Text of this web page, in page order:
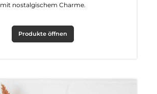
mit nostalgischem Charme.
Produkte öffnen